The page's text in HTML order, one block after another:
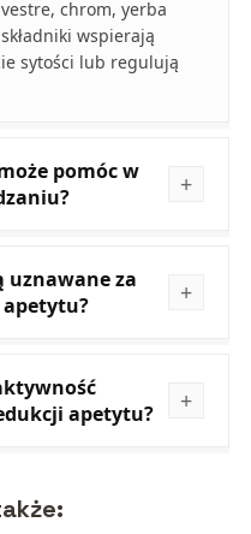
chrom, yerba
wspierają
sytości lub regulują
pomóc w
uznawane za
apetytu?